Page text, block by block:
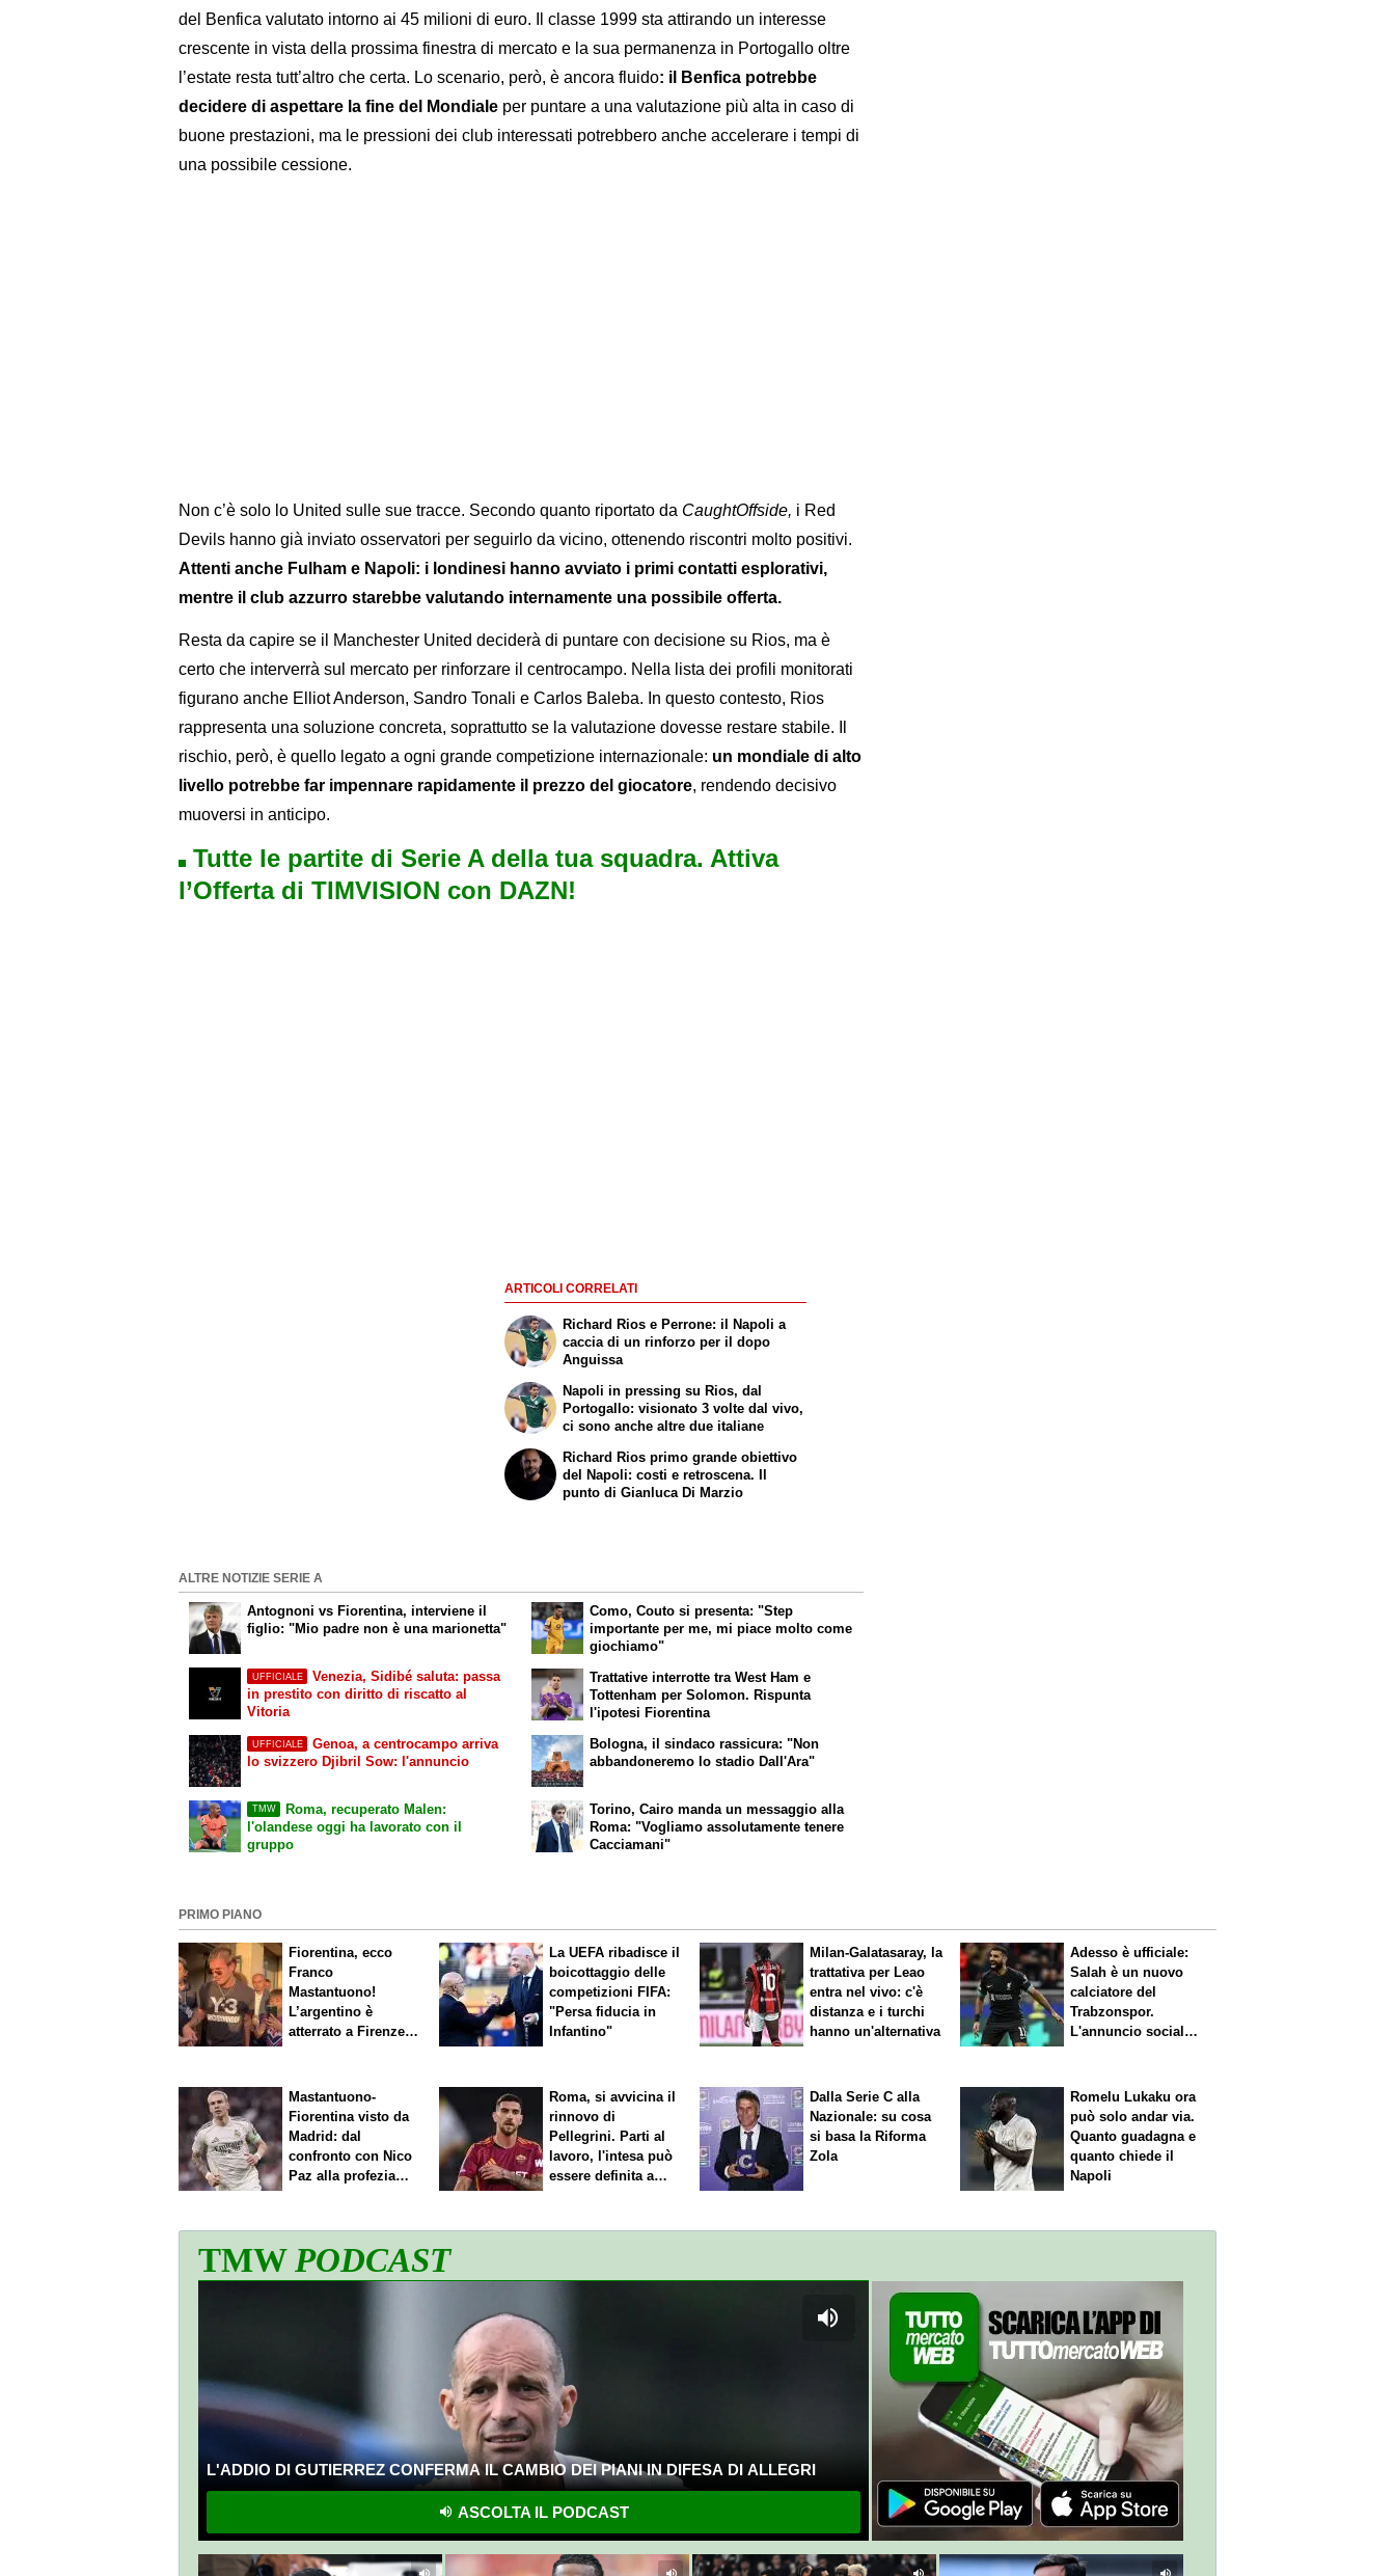
del Benfica valutato intorno ai 45 milioni di euro. Il classe 1999 sta attirando un interesse
crescente in vista della prossima finestra di mercato e la sua permanenza in Portogallo oltre
l’estate resta tutt’altro che certa. Lo scenario, però, è ancora fluido: il Benfica potrebbe
decidere di aspettare la fine del Mondiale per puntare a una valutazione più alta in caso di
buone prestazioni, ma le pressioni dei club interessati potrebbero anche accelerare i tempi di
una possibile cessione.
Non c’è solo lo United sulle sue tracce. Secondo quanto riportato da CaughtOffside, i Red
Devils hanno già inviato osservatori per seguirlo da vicino, ottenendo riscontri molto positivi.
Attenti anche Fulham e Napoli: i londinesi hanno avviato i primi contatti esplorativi,
mentre il club azzurro starebbe valutando internamente una possibile offerta.
Resta da capire se il Manchester United deciderà di puntare con decisione su Rios, ma è
certo che interverrà sul mercato per rinforzare il centrocampo. Nella lista dei profili monitorati
figurano anche Elliot Anderson, Sandro Tonali e Carlos Baleba. In questo contesto, Rios
rappresenta una soluzione concreta, soprattutto se la valutazione dovesse restare stabile. Il
rischio, però, è quello legato a ogni grande competizione internazionale: un mondiale di alto
livello potrebbe far impennare rapidamente il prezzo del giocatore, rendendo decisivo
muoversi in anticipo.
Tutte le partite di Serie A della tua squadra. Attiva
l’Offerta di TIMVISION con DAZN!
ARTICOLI CORRELATI
Richard Rios e Perrone: il Napoli a
caccia di un rinforzo per il dopo
Anguissa
Napoli in pressing su Rios, dal
Portogallo: visionato 3 volte dal vivo,
ci sono anche altre due italiane
Richard Rios primo grande obiettivo
del Napoli: costi e retroscena. Il
punto di Gianluca Di Marzio
ALTRE NOTIZIE SERIE A
Antognoni vs Fiorentina, interviene il
figlio: "Mio padre non è una marionetta"
UFFICIALE
Venezia, Sidibé saluta: passa
in prestito con diritto di riscatto al
Vitoria
Como, Couto si presenta: "Step
importante per me, mi piace molto come
giochiamo"
Trattative interrotte tra West Ham e
Tottenham per Solomon. Rispunta
l'ipotesi Fiorentina
UFFICIALE
Genoa, a centrocampo arriva
lo svizzero Djibril Sow: l'annuncio
TMW
Roma, recuperato Malen:
l'olandese oggi ha lavorato con il
gruppo
Bologna, il sindaco rassicura: "Non
abbandoneremo lo stadio Dall'Ara"
Torino, Cairo manda un messaggio alla
Roma: "Vogliamo assolutamente tenere
Cacciamani"
PRIMO PIANO
Fiorentina, ecco
Franco
Mastantuono!
L’argentino è
atterrato a Firenze,
La UEFA ribadisce il
boicottaggio delle
competizioni FIFA:
"Persa fiducia in
Infantino"
Milan-Galatasaray, la
trattativa per Leao
entra nel vivo: c'è
distanza e i turchi
hanno un'alternativa
Adesso è ufficiale:
Salah è un nuovo
calciatore del
Trabzonspor.
L'annuncio social
Mastantuono-
Fiorentina visto da
Madrid: dal
confronto con Nico
Paz alla profezia
Roma, si avvicina il
rinnovo di
Pellegrini. Parti al
lavoro, l'intesa può
essere definita a
Dalla Serie C alla
Nazionale: su cosa
si basa la Riforma
Zola
Romelu Lukaku ora
può solo andar via.
Quanto guadagna e
quanto chiede il
Napoli
TMWPODCAST
L'ADDIO DI GUTIERREZ CONFERMA IL CAMBIO DEI PIANI IN DIFESA DI ALLEGRI
ASCOLTA IL PODCAST